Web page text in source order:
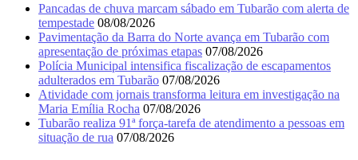
Pancadas de chuva marcam sábado em Tubarão com alerta de
tempestade 08/08/2026
Pavimentação da Barra do Norte avança em Tubarão com
apresentação de próximas etapas 07/08/2026
Polícia Municipal intensifica fiscalização de escapamentos
adulterados em Tubarão 07/08/2026
Atividade com jornais transforma leitura em investigação na
Maria Emília Rocha 07/08/2026
Tubarão realiza 91ª força-tarefa de atendimento a pessoas em
situação de rua 07/08/2026